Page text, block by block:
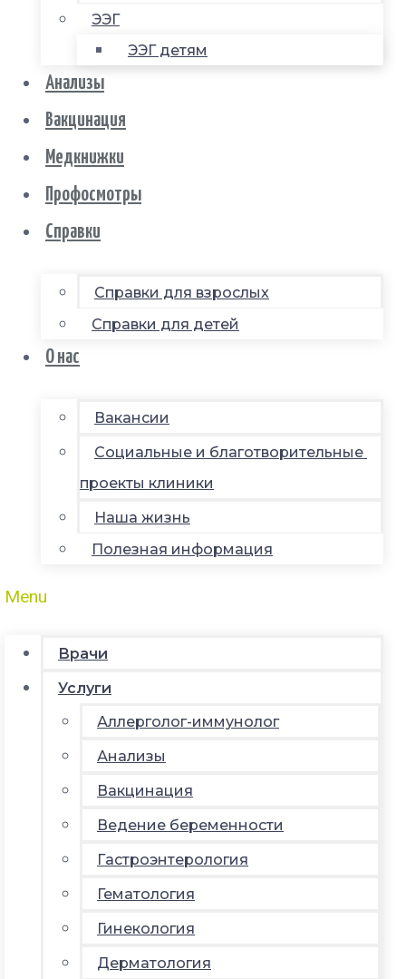
ЭЭГ
ЭЭГ детям
Анализы
Вакцинация
Медкнижки
Профосмотры
Справки
Справки для взрослых
Справки для детей
О нас
Вакансии
Социальные и благотворительные
проекты клиники
Наша жизнь
Полезная информация
Menu
Врачи
Услуги
Аллерголог-иммунолог
Анализы
Вакцинация
Ведение беременности
Гастроэнтерология
Гематология
Гинекология
Дерматология